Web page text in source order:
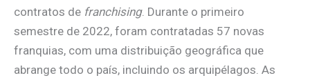
contratos de franchising. Durante o primeiro
semestre de 2022, foram contratadas 57 novas
franquias, com uma distribuição geográfica que
abrange todo o país, incluindo os arquipélagos. As